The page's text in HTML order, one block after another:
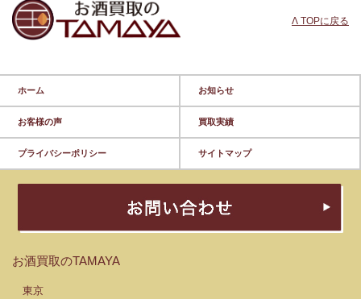
Λ TOPに戻る
ホーム お知らせ
お客様の声 買取実績
プライバシーポリシー サイトマップ
お酒買取のTAMAYA
東京